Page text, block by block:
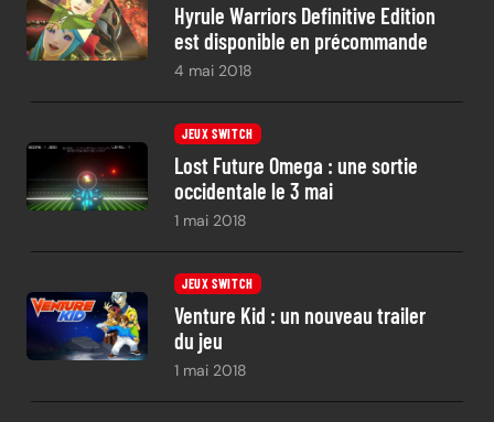
Hyrule Warriors Definitive Edition
est disponible en précommande
4 mai 2018
JEUX SWITCH
Lost Future Omega : une sortie
occidentale le 3 mai
1 mai 2018
JEUX SWITCH
Venture Kid : un nouveau trailer
du jeu
1 mai 2018